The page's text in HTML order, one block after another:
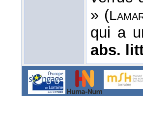
» (
qui a
abs.